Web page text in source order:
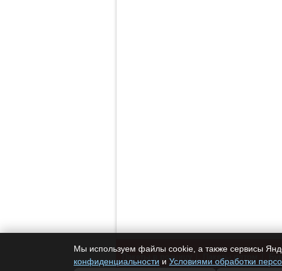
Пакеты в розницу Пакеты оптом
пакеты оптом
Нанесение логотипа на
Мы используем файлы cookie, а также сервисы
конфиденциальности и Условиями обработки